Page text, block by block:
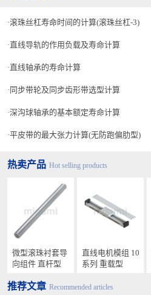
滚珠丝杠寿命时间的计算(滚珠丝杠-3)
直线导轨的作用负载及寿命计算
直线轴承的寿命计算
同步带轮及同步齿形带选型计算
深沟球轴承的基本额定寿命计算
平皮带的最大张力计算(无防跑偏肋型)
热卖产品 Hot selling products
微型滚珠衬套导
向组件 直杆型
直线电机模组 10
系列 重载型
推荐文章 Recommended articles